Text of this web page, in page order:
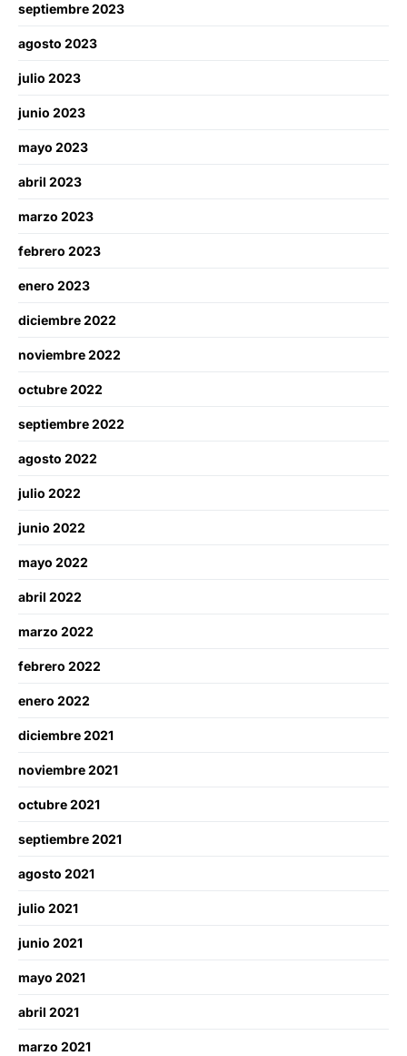
septiembre 2023
agosto 2023
julio 2023
junio 2023
mayo 2023
abril 2023
marzo 2023
febrero 2023
enero 2023
diciembre 2022
noviembre 2022
octubre 2022
septiembre 2022
agosto 2022
julio 2022
junio 2022
mayo 2022
abril 2022
marzo 2022
febrero 2022
enero 2022
diciembre 2021
noviembre 2021
octubre 2021
septiembre 2021
agosto 2021
julio 2021
junio 2021
mayo 2021
abril 2021
marzo 2021